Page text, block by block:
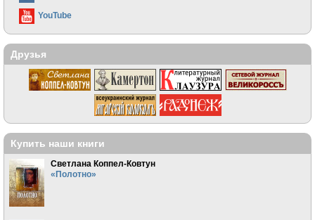
YouTube
Друзья
Купить наши книги
Светлана Коппел-Ковтун
«Полотно»